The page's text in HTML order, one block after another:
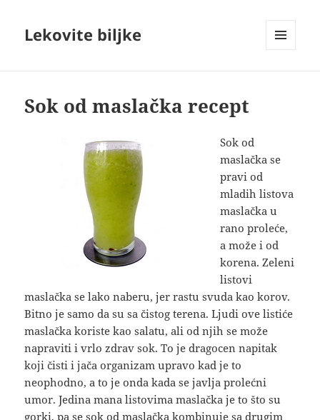
Lekovite biljke
Sok od maslačka recept
Sok od
maslačka se
pravi od
mladih listova
maslačka u
rano proleće,
a može i od
korena. Zeleni
listovi
maslačka se lako naberu, jer rastu svuda kao korov.
Bitno je samo da su sa čistog terena. Ljudi ove listiće
maslačka koriste kao salatu, ali od njih se može
napraviti i vrlo zdrav sok. To je dragocen napitak
koji čisti i jača organizam upravo kad je to
neophodno, a to je onda kada se javlja prolećni
umor. Jedina mana listovima maslačka je to što su
gorki, pa se sok od maslačka kombinuje sa drugim